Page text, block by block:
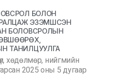
БОЛОН
ЭЗЭМШСЭН
БОЛОВСРОЛЫН
ТАНИЛЦУУЛГА
хөдөлмөр, нийгмийн
2025 оны 5 дугаар